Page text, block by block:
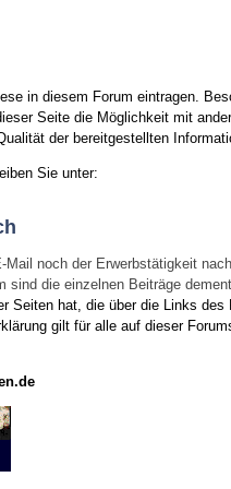
in diesem Forum eintragen.
Seite die Möglichkeit mit
der bereitgestellten
Sie unter:
noch der Erwerbstätigkeit
die einzelnen Beiträge
Seiten hat, die über die Links des
gilt für alle auf dieser